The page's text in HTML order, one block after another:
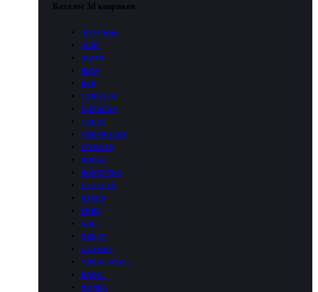
Каталог 3d ковриков
AITO Seres
AUDI
AVATR
BMW
BYD
CADILLAC
CHANGAN
CHERY
CHEVROLET
CITROEN
DODGE
DONGFENG
EVOLUTE
EXEED
FORD
GAC
GEELY
GENESIS
GREAT WALL
HAVAL
HONDA